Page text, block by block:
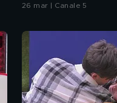
26 mar | Canale 5